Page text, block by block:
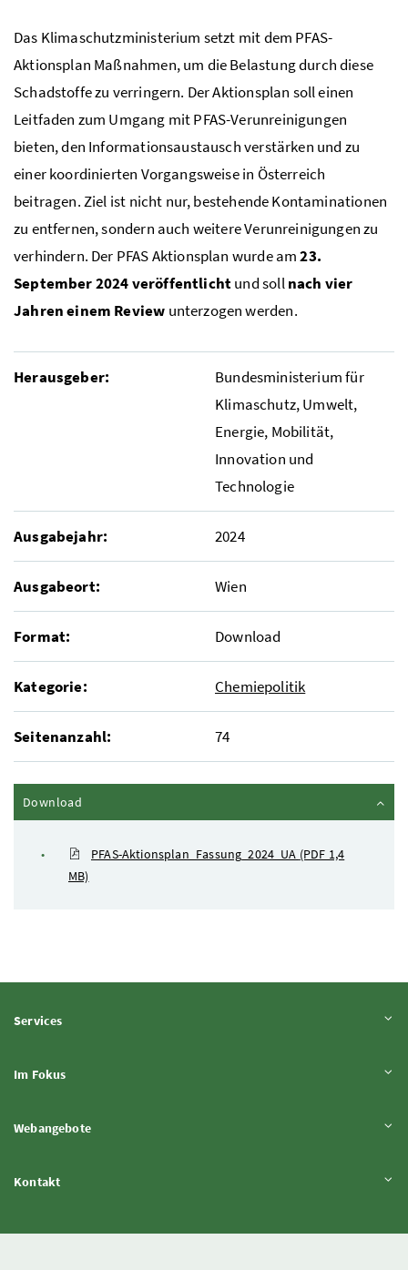
Das Klimaschutzministerium setzt mit dem PFAS-
Aktionsplan Maßnahmen, um die Belastung durch diese
Schadstoffe zu verringern. Der Aktionsplan soll einen
Leitfaden zum Umgang mit PFAS-Verunreinigungen
bieten, den Informationsaustausch verstärken und zu
einer koordinierten Vorgangsweise in Österreich
beitragen. Ziel ist nicht nur, bestehende Kontaminationen
zu entfernen, sondern auch weitere Verunreinigungen zu
verhindern. Der PFASAktionsplan wurde am23.
September 2024 veröffentlichtund sollnach vier
Jahren einem Review unterzogen werden.
Herausgeber:
Bundesministerium für
Klimaschutz, Umwelt,
Energie, Mobilität,
Innovation und
Technologie
Ausgabejahr: 2024
Ausgabeort: Wien
Format: Download
Kategorie: Chemiepolitik
Seitenanzahl: 74
Download
PFAS-Aktionsplan_Fassung_2024_UA (PDF 1,4
MB)
ServicesInhalt aufklappen
Im FokusInhalt aufklappen
WebangeboteInhalt aufklappen
KontaktInhalt aufklappen